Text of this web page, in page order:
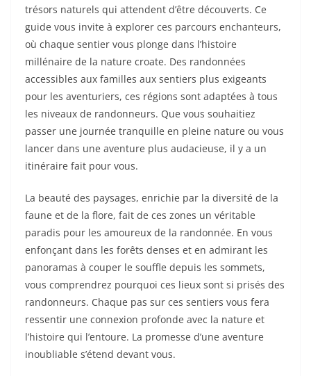
trésors naturels qui attendent d’être découverts. Ce
guide vous invite à explorer ces parcours enchanteurs,
où chaque sentier vous plonge dans l’histoire
millénaire de la nature croate. Des randonnées
accessibles aux familles aux sentiers plus exigeants
pour les aventuriers, ces régions sont adaptées à tous
les niveaux de randonneurs. Que vous souhaitiez
passer une journée tranquille en pleine nature ou vous
lancer dans une aventure plus audacieuse, il y a un
itinéraire fait pour vous.
La beauté des paysages, enrichie par la diversité de la
faune et de la flore, fait de ces zones un véritable
paradis pour les amoureux de la randonnée. En vous
enfonçant dans les forêts denses et en admirant les
panoramas à couper le souffle depuis les sommets,
vous comprendrez pourquoi ces lieux sont si prisés des
randonneurs. Chaque pas sur ces sentiers vous fera
ressentir une connexion profonde avec la nature et
l’histoire qui l’entoure. La promesse d’une aventure
inoubliable s’étend devant vous.